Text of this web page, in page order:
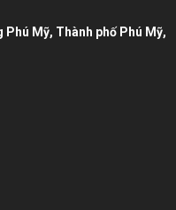
Phú Mỹ, Thành phố Phú Mỹ,